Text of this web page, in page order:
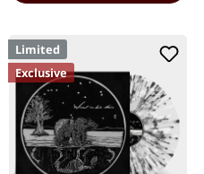
Limited
Exclusive